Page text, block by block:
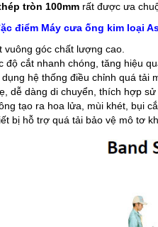
tròn 100mm rất được ưa
điểm Máy cưa ống kim loại
vuông góc chất lượng cao.
độ cắt nhanh chóng, tăng hiệu
hệ thống điều chỉnh quá tải
dễ dàng di chuyển, thích hợp
tạo ra hoa lửa, mùi khét, bụi
bị hỗ trợ quá tải bảo vệ mô tơ